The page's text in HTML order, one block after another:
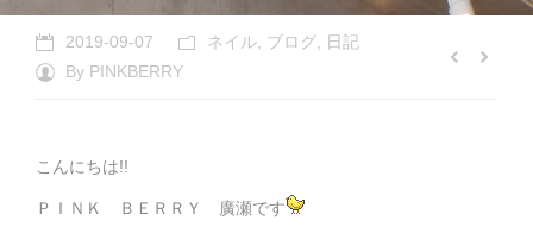
2019-09-07 ネイル ブログ
日記
By PINKBERRY
こんにちは!!
ＰＩＮＫ ＢＥＲＲＹ 廣瀬です